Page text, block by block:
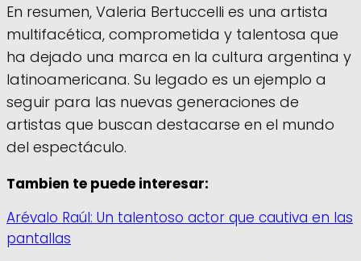
En resumen, Valeria Bertuccelli es una artista
multifacética, comprometida y talentosa que
ha dejado una marca en la cultura argentina y
latinoamericana. Su legado es un ejemplo a
seguir para las nuevas generaciones de
artistas que buscan destacarse en el mundo
del espectáculo.
Tambien te puede interesar:
Arévalo Raúl: Un talentoso actor que cautiva en las
pantallas